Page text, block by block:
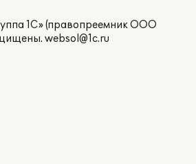
1С» (правопреемник ООО
websol@1c.ru